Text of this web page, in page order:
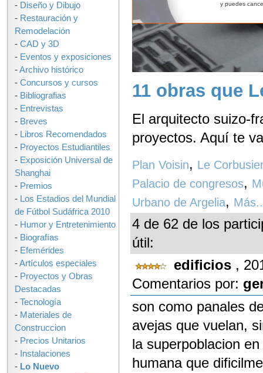
11 obras que
El arquitecto suizo-
proyectos. Aquí te
Plan Voisin, Le
Palacio de congresos,
Urbano de Argelia,
4 de 62 de los
útil:
edificios ,
Comentarios por:
son como panales
avejas que vuelan,
la superpoblacion
humana que
y puedes
- Diseño y Dibujo
- Restauración y
Remodelación
- CAD y 3D
- Eventos y exposiciones
-Archivo histórico
- Concursos y cursos
- Bibliografias
- Entrevistas
- Breves
- Libros Recomendados
- Proyectos Estudiantiles
- Exposición Universal de
Shanghai
- Premios
- Los Estadios del Mundial
de Fútbol Sudáfrica 2010
- Humor y Entretenimiento
- Biografías
- Efemérides
-Artículos especiales
- Proyectos y Obras
Destacadas
- Tecnología
- Materiales de
Construccion
- Precios Unitarios
- Instalaciones
- Lo Nuevo